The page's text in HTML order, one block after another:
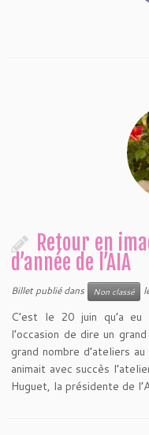
Retour en
d’année de l’AIA
Billet publié dans Non classé
C’est le 20 juin qu’a
l’occasion de dire un
grand nombre d’ateliers
animait avec succès
Huguet, la présidente de